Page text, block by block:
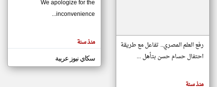
مصادر الأخبار من موريتانيا
اخبار موريتانيا على مدار الساعة
أهم اخبار موريتانيا العاجلة والمباشرة
المقالات
الموجوده
هنا عن
رفع العلم المصري.. تفاعل مع طريقة
احتفال حسام حسن بتأهل ...
منذ سنة
We apologize for the
inconvenience...
منذ سنة
سكاي نيوز عربية
klyoum.com